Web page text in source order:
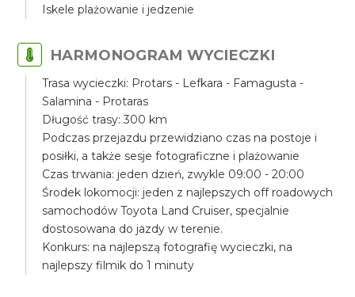
Iskele plażowanie i jedzenie
HARMONOGRAM WYCIECZKI
Trasa wycieczki: Protars - Lefkara - Famagusta -
Salamina - Protaras
Długość trasy: 300 km
Podczas przejazdu przewidziano czas na postoje i
posiłki, a także sesje fotograficzne i plażowanie
Czas trwania: jeden dzień, zwykle 09:00 - 20:00
Środek lokomocji: jeden z najlepszych off roadowych
samochodów Toyota Land Cruiser, specjalnie
dostosowana do jazdy w terenie.
Konkurs: na najlepszą fotografię wycieczki, na
najlepszy filmik do 1 minuty